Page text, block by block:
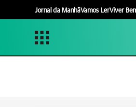
Jornal da ManhãVamos LerViver